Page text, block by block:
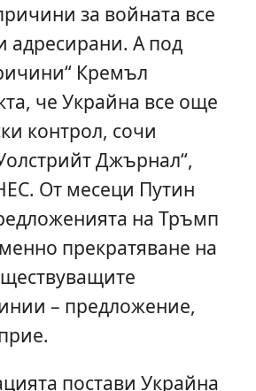
за войната все
адресирани. А под
Кремъл
че Украйна все още
контрол, сочи
Джърнал“,
От месеци Путин
на Тръмп
прекратяване на
– предложение,
постави Украйна